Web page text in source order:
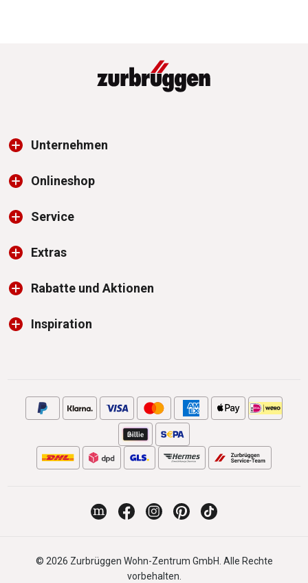
Unternehmen
Onlineshop
Service
Extras
Rabatte und Aktionen
Inspiration
© 2026 Zurbrüggen Wohn-Zentrum GmbH. Alle Rechte
vorbehalten.